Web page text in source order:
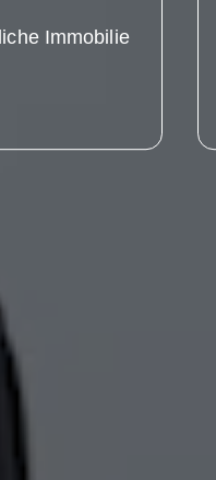
Immobilie